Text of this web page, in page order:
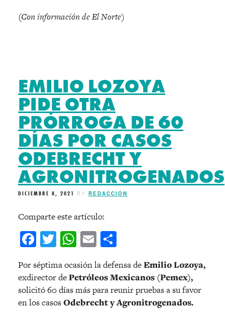
(Con información de El Norte)
EMILIO LOZOYA
PIDE OTRA
PRÓRROGA DE 60
DÍAS POR CASOS
ODEBRECHT Y
AGRONITROGENADOS
DICIEMBRE 8, 2021 BY REDACCIÓN
Comparte este artículo:
Facebook
Twitter
WhatsApp
Email
Por séptima ocasión la defensa deEmilio Lozoya,
exdirector dePetróleos Mexicanos (Pemex),
solicitó 60 días más para reunir pruebas a su favor
en los casosOdebrecht y Agronitrogenados.